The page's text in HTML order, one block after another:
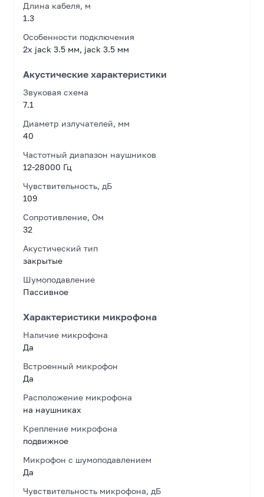
Длина кабеля, м
1.3
Особенности подключения
2x jack 3.5 мм, jack 3.5 мм
Акустические характеристики
Звуковая схема
7.1
Диаметр излучателей, мм
40
Частотный диапазон наушников
12-28000 Гц
Чувствительность, дБ
109
Сопротивление, Ом
32
Акустический тип
закрытые
Шумоподавление
Пассивное
Характеристики микрофона
Наличие микрофона
Да
Встроенный микрофон
Да
Расположение микрофона
на наушниках
Крепление микрофона
подвижное
Микрофон с шумоподавлением
Да
Чувствительность микрофона, дБ